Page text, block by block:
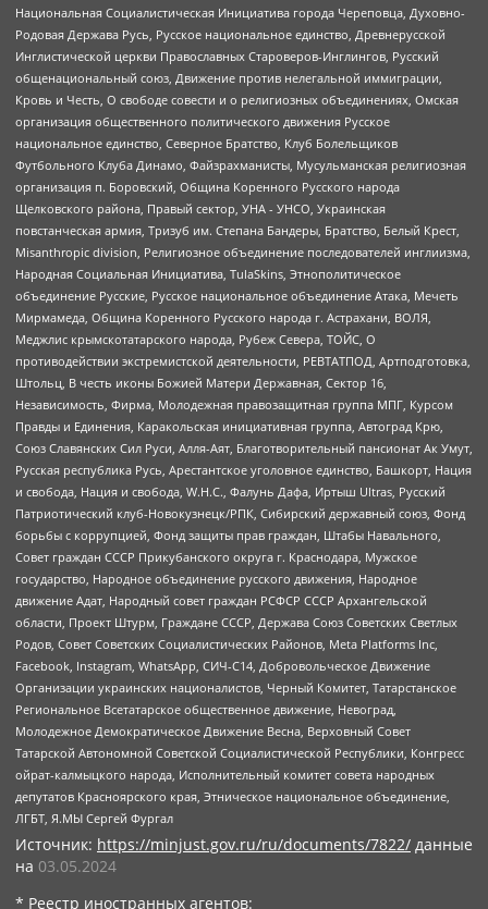
Национальная Социалистическая Инициатива города Череповца, Духовно-
Родовая Держава Русь, Русское национальное единство, Древнерусской
Инглистической церкви Православных Староверов-Инглингов, Русский
общенациональный союз, Движение против нелегальной иммиграции,
Кровь и Честь, О свободе совести и о религиозных объединениях, Омская
организация общественного политического движения Русское
национальное единство, Северное Братство, Клуб Болельщиков
Футбольного Клуба Динамо, Файзрахманисты, Мусульманская религиозная
организация п. Боровский, Община Коренного Русского народа
Щелковского района, Правый сектор, УНА - УНСО, Украинская
повстанческая армия, Тризуб им. Степана Бандеры, Братство, Белый Крест,
Misanthropic division, Религиозное объединение последователей инглиизма,
Народная Социальная Инициатива, TulaSkins, Этнополитическое
объединение Русские, Русское национальное объединение Атака, Мечеть
Мирмамеда, Община Коренного Русского народа г. Астрахани, ВОЛЯ,
Меджлис крымскотатарского народа, Рубеж Севера, ТОЙС, О
противодействии экстремистской деятельности, РЕВТАТПОД, Артподготовка,
Штольц, В честь иконы Божией Матери Державная, Сектор 16,
Независимость, Фирма, Молодежная правозащитная группа МПГ, Курсом
Правды и Единения, Каракольская инициативная группа, Автоград Крю,
Союз Славянских Сил Руси, Алля-Аят, Благотворительный пансионат Ак Умут,
Русская республика Русь, Арестантское уголовное единство, Башкорт, Нация
и свобода, Нация и свобода, W.H.С., Фалунь Дафа, Иртыш Ultras, Русский
Патриотический клуб-Новокузнецк/РПК, Сибирский державный союз, Фонд
борьбы с коррупцией, Фонд защиты прав граждан, Штабы Навального,
Совет граждан СССР Прикубанского округа г. Краснодара, Мужское
государство, Народное объединение русского движения, Народное
движение Адат, Народный совет граждан РСФСР СССР Архангельской
области, Проект Штурм, Граждане СССР, Держава Союз Советских Светлых
Родов, Совет Советских Социалистических Районов, Meta Platforms Inc,
Facebook, Instagram, WhatsApp, СИЧ-С14, Добровольческое Движение
Организации украинских националистов, Черный Комитет, Татарстанское
Региональное Всетатарское общественное движение, Невоград,
Молодежное Демократическое Движение Весна, Верховный Совет
Татарской Автономной Советской Социалистической Республики, Конгресс
ойрат-калмыцкого народа, Исполнительный комитет совета народных
депутатов Красноярского края, Этническое национальное объединение,
ЛГБТ, Я.МЫ Сергей Фургал
Источник: https://minjust.gov.ru/ru/documents/7822/ данные
на 03.05.2024
* Реестр иностранных агентов: